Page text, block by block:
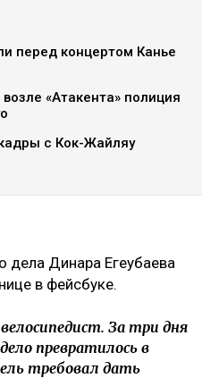
перед концертом Канье
«Атакента» полиция
с Кок-Жайляу
дела Динара Егеубаева
в фейсбуке.
За три дня
превратилось в
требовал дать